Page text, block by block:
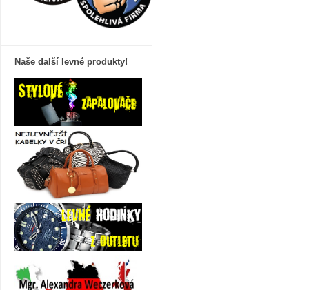
Naše další levné produkty!